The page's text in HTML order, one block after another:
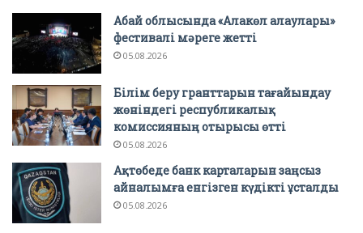
Абай облысында «Алакөл алаулары»
фестивалі мәреге жетті
05.08.2026
Білім беру гранттарын тағайындау
жөніндегі республикалық
комиссияның отырысы өтті
05.08.2026
Ақтөбеде банк карталарын заңсыз
айналымға енгізген күдікті ұсталды
05.08.2026